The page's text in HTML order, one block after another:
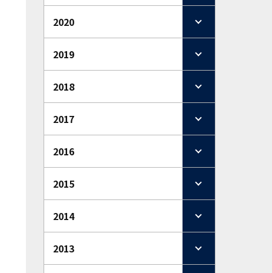
2020
2019
2018
2017
2016
2015
2014
2013